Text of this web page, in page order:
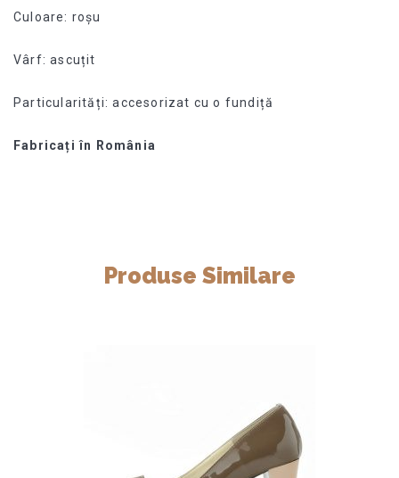
Culoare: roșu
Vârf: ascuțit
Particularități: accesorizat cu o fundiță
Fabricați în România
Produse Similare